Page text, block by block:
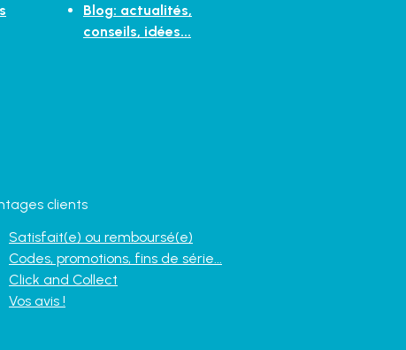
Blog: actualités,
conseils, idées...
clients
Satisfait(e) ou remboursé(e)
Codes, promotions, fins de série...
Click and Collect
Vos avis !